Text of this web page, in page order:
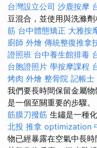
台灣設立公司 沙鹿按摩
豆混合，並使用與洗滌
筋 台中體態矯正 大雅按
廚師 外燴 傳統整復推拿
證照班 台中養生館排毒
台胞證照片 學按摩課程
烤肉 外燴 整骨院 記帳士
我們要長時間保留金屬
是一個至關重要的步驟。
筋膜刀撥筋 生鏽是一種
北投 推拿 optimization
物已經暴露在空氣中長